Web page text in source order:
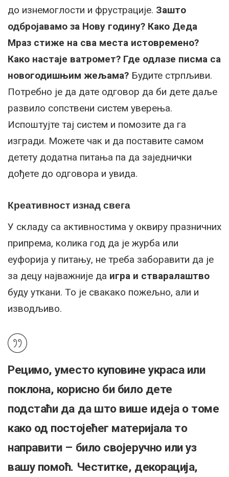
до изнемоглости и фрустрације. Зашто
одбројавамо за Нову годину? Како Деда
Мраз стиже на сва места истовремено?
Како настаје ватромет? Где одлазе писма са
новогодишњим жељама? Будите стрпљиви.
Потребно је да дате одговор да би дете даље
развило сопствени систем уверења.
Испоштујте тај систем и помозите да га
изгради. Можете чак и да поставите самом
детету додатна питања па да заједнички
дођете до одговора и увида.
Креативност изнад свега
У складу са активностима у оквиру празничних
припрема, колика год да је журба или
еуфорија у питању, не треба заборавити да је
за децу најважније да игра и стваралаштво
буду уткани. То је свакако пожељно, али и
изводљиво.
Рецимо, уместо куповине украса или
поклона, корисно би било дете
подстаћи да да што више идеја о томе
како од постојећег материјала то
направити – било својеручно или уз
вашу помоћ. Честитке, декорација,